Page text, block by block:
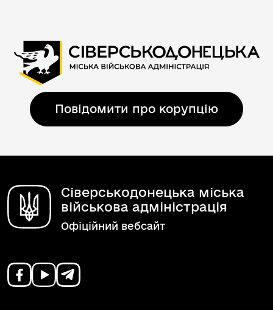
Повідомити про корупцію
Сіверськодонецька міська
військова адміністрація
Офіційний вебсайт